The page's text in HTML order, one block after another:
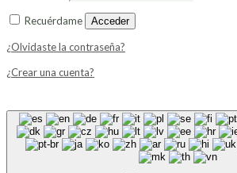
Recuérdame Acceder
¿Olvidaste la contraseña?
¿Crear una cuenta?